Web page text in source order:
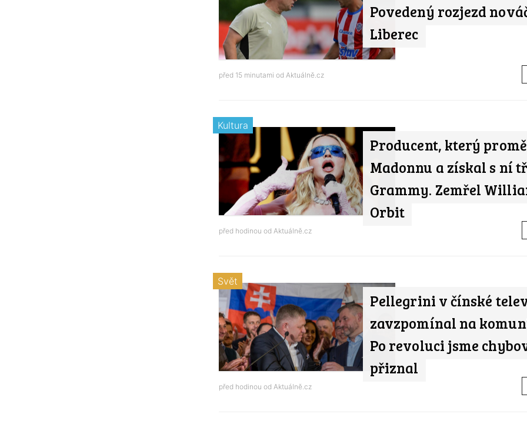
Povedený rozjezd
Liberec
před 15 minutami od Aktuálně.cz
Producent, který
Madonnu a získal s ní
Grammy. Zemřel
Orbit
Kultura
před hodinou od Aktuálně.cz
Pellegrini v čínské
zavzpomínal na
Po revoluci jsme
přiznal
Svět
před hodinou od Aktuálně.cz